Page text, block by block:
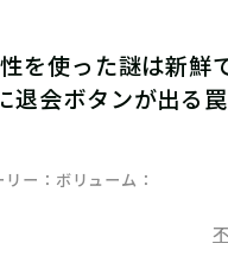
を使った謎は新鮮
退会ボタンが出る
リー ボリューム